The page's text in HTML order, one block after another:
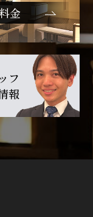
金
フ
報